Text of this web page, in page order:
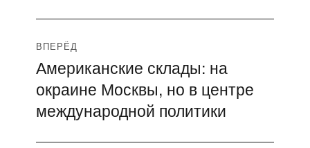
ВПЕРЁД
Следующая
запись:
Американские склады: на
окраине Москвы, но в центре
международной политики